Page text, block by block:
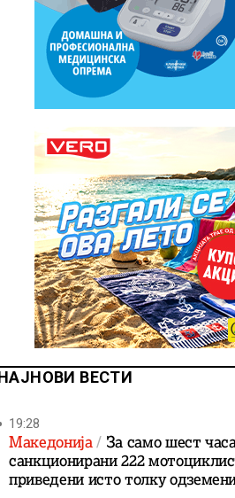
ВЕСТИ
19:28
Македонија За само шест
санкционирани 222
приведени исто толку